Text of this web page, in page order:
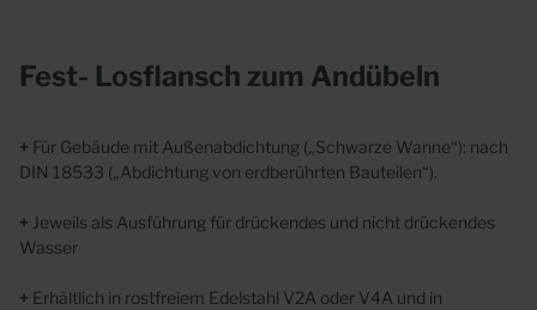
Fest- Losflansch zum Andübeln
+ Für Gebäude mit Außenabdichtung („Schwarze Wanne“): nach
DIN 18533 („Abdichtung von erdberührten Bauteilen“).
+ Jeweils als Ausführung für drückendes und nicht drückendes
Wasser
+ Erhältlich in rostfreiem Edelstahl V2A oder V4A und in